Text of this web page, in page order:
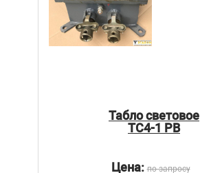
Табло световое
ТС4-1 РВ
Цена:по запросу